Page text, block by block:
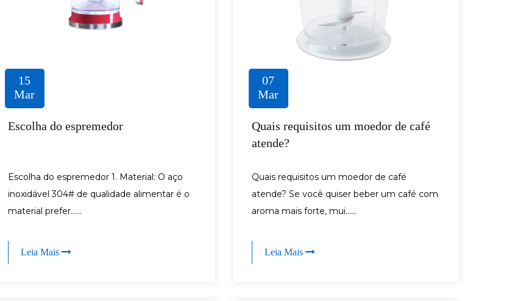
15
Mar
Escolha do espremedor
Escolha do espremedor 1. Material: O aço
inoxidável 304# de qualidade alimentar é o
material prefer......
Leia Mais
07
Mar
Quais requisitos um moedor de café
atende?
Quais requisitos um moedor de café
atende? Se você quiser beber um café com
aroma mais forte, mui......
Leia Mais